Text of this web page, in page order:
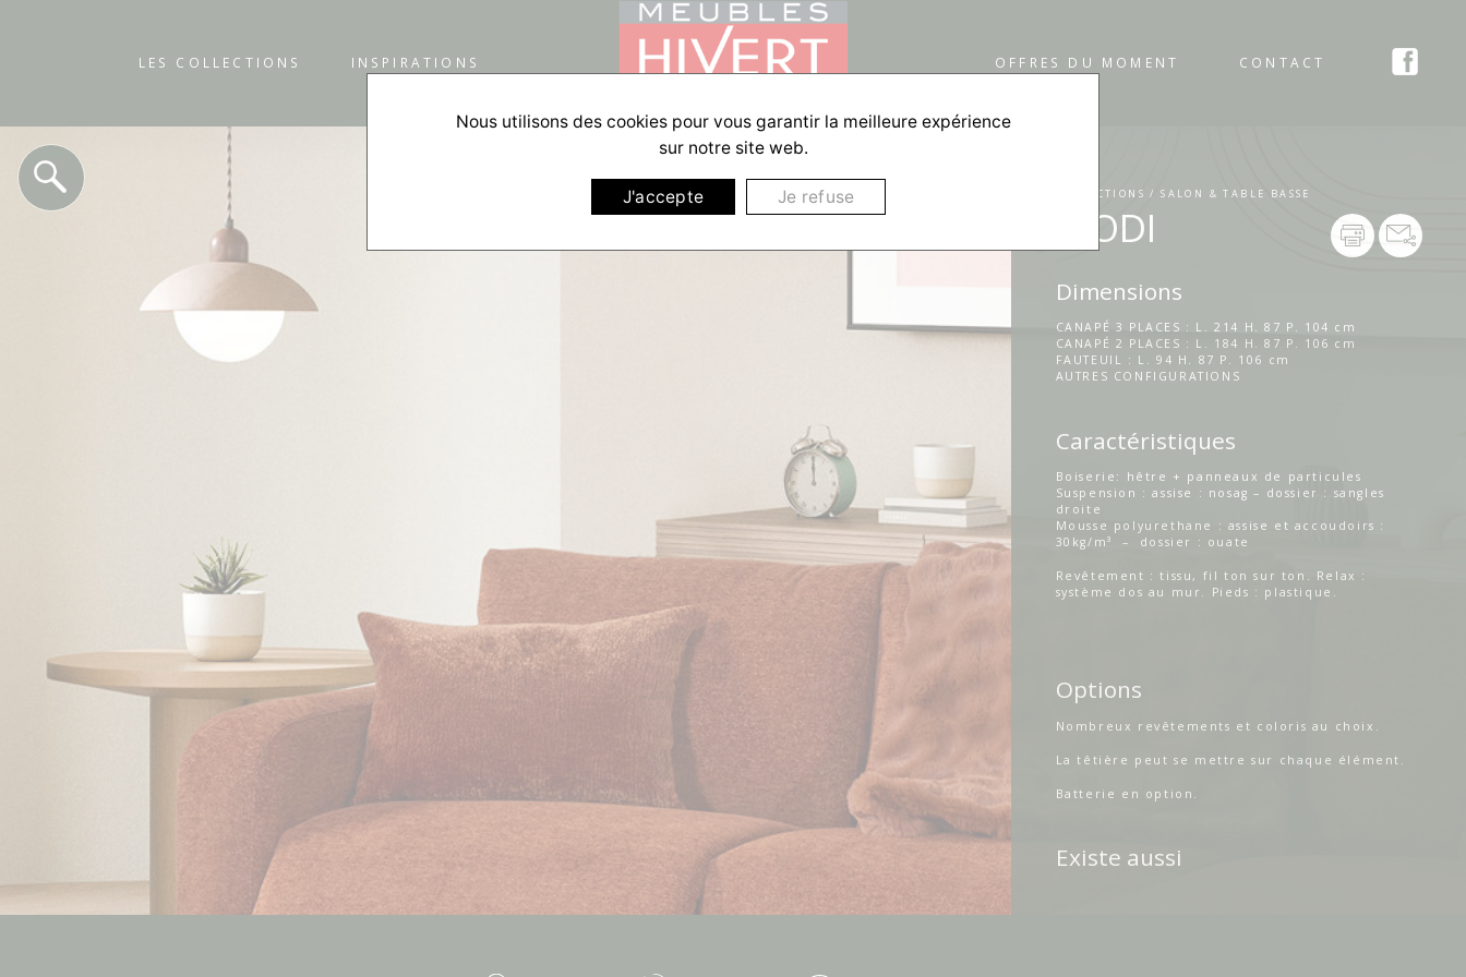
LES COLLECTIONS INSPIRATIONS OFFRES DU MOMENT CONTACT
COLLECTIONS / SALON & TABLE BASSE
MODI
Dimensions
CANAPÉ 3 PLACES : L. 214 H. 87 P. 104 cm
CANAPÉ 2 PLACES : L. 184 H. 87 P. 106 cm
FAUTEUIL : L. 94 H. 87 P. 106 cm
AUTRES CONFIGURATIONS
Caractéristiques
Boiserie: hêtre + panneaux de particules
Suspension : assise : nosag – dossier : sangles
droite
Mousse polyurethane : assise et accoudoirs :
30kg/m³ – dossier : ouate
Revêtement : tissu, fil ton sur ton. Relax :
système dos au mur. Pieds : plastique.
Options
Nombreux revêtements et coloris au choix.
La têtière peut se mettre sur chaque élément.
Batterie en option.
Existe aussi
Nous utilisons des cookies pour vous garantir la meilleure expérience
sur notre site web.
J'accepte Je refuse